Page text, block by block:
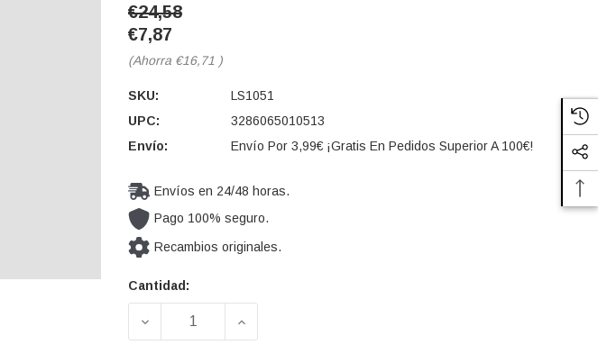
€24,58
€7,87
(Ahorra €16,71 )
SKU:
LS1051
UPC:
3286065010513
Envío:
Envío Por 3,99€ ¡Gratis En Pedidos Superior A 100€!
Envíos en 24/48 horas.
Pago 100% seguro.
Recambios originales.
Cantidad
Cantidad:
DISMINUIR LA CANTIDAD DE FILTRO DE ACEITE PURFLUX
AUMENTAR LA CANTIDAD DE FILTRO DE ACEITE